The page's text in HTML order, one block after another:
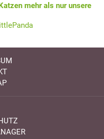
mehr als nur unsere
littlePanda